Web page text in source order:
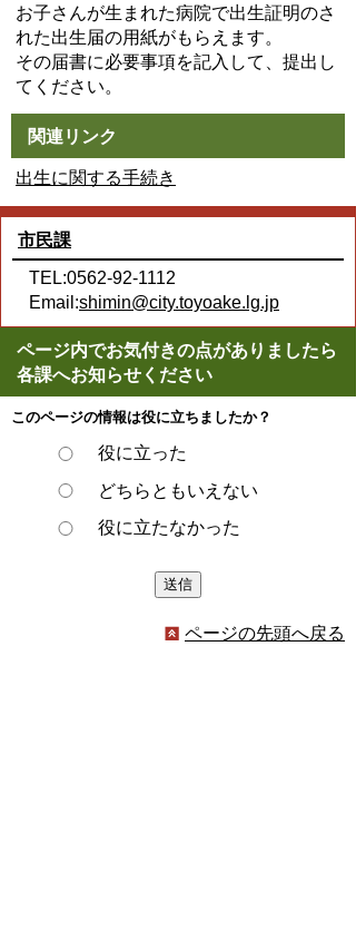
お子さんが生まれた病院で出生証明のさ
れた出生届の用紙がもらえます。
その届書に必要事項を記入して、提出し
てください。
関連リンク
出生に関する手続き
市民課
TEL:0562-92-1112
Email:shimin@city.toyoake.lg.jp
ページ内でお気付きの点がありましたら
各課へお知らせください
このページの情報は役に立ちましたか？
役に立った
どちらともいえない
役に立たなかった
ページの先頭へ戻る